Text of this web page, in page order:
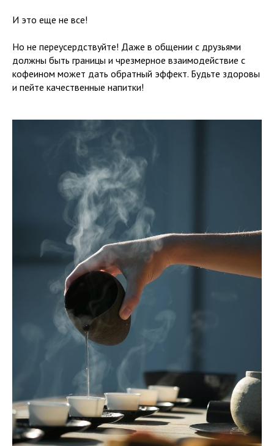
И это еще не все!
Но не переусердствуйте! Даже в общении с друзьями
должны быть границы и чрезмерное взаимодействие с
кофеином может дать обратный эффект. Будьте здоровы
и пейте качественные напитки!